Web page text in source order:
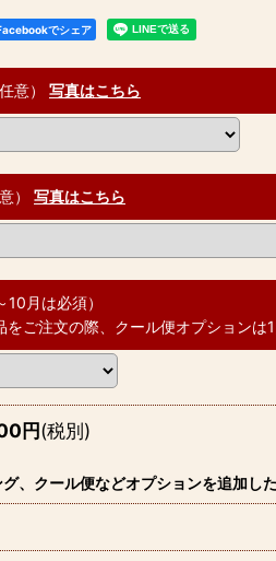
でシェア
意） 写真はこちら
） 写真はこちら
月は必須）
をご注文の際、クール便オプションは1
円(税別)
、クール便などオプションを追加し